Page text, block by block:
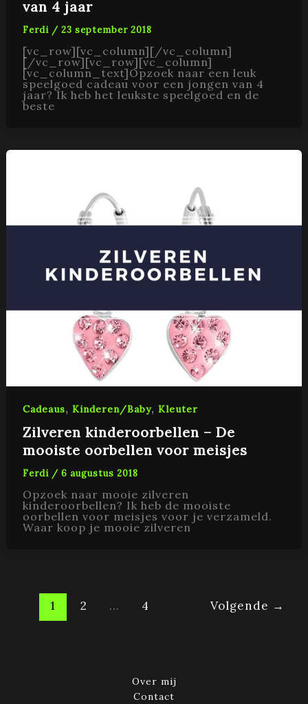
van 4 jaar
Ferdi / 23 september 2018
[vc_row][vc_column][/vc_column]
[/vc_row][vc_row][vc_column]
[vc_column_text]Opzoek naar een leuk
speelgoed cadeau voor een jongen van 4
jaar? Ik heb het leukste speelgoed en de
beste
Cadeaus, Kinderen/Baby, Kleuter
Zilveren kinderoorbellen – De
mooiste oorbellen voor meisjes
Ferdi / 6 augustus 2018
Opzoek naar mooie zilveren
kinderoorbellen? Ik heb de mooiste
oorbellen voor meisjes voor je verzameld.
Waar koop je mooie zilveren
1 2 … 4 Volgende →
Over mij
Contact